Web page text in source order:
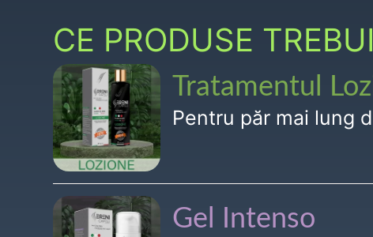
CE PRODUSE
Tratamentul
Pentru păr mai lung
Gel Intenso